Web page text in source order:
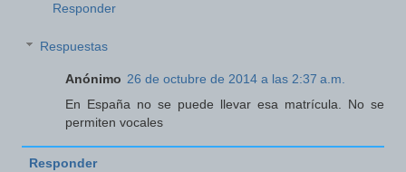
Responder
Respuestas
Anónimo 26 de octubre de 2014 a las 2:37 a.m.
En España no se puede llevar esa matrícula. No se
permiten vocales
Responder